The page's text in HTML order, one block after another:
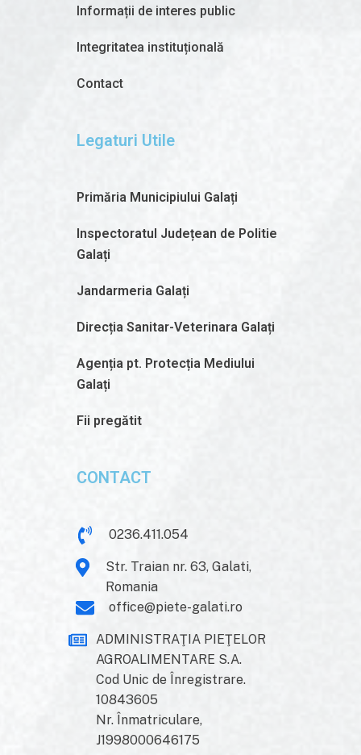
Informații de interes public
Integritatea instituțională
Contact
Legaturi Utile
Primăria Municipiului Galați
Inspectoratul Județean de Politie
Galați
Jandarmeria Galați
Direcția Sanitar-Veterinara Galați
Agenția pt. Protecția Mediului
Galați
Fii pregătit
CONTACT
0236.411.054
Str. Traian nr. 63, Galati,
Romania
office@piete-galati.ro
ADMINISTRAŢIA PIEŢELOR
AGROALIMENTARE S.A.
Cod Unic de Înregistrare.
10843605
Nr. Înmatriculare,
J1998000646175